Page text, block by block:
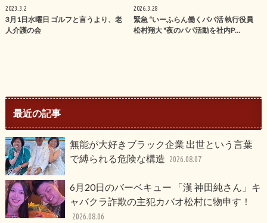
2023.3.2
3月1日水曜日 ゴルフと言うより、老
人介護の会
2026.3.28
緊急 “いーふらん働くパパ活 執行役員
松村翔大 "夜のパパ活動を社内P…
最近の記事
無能が大好きブラック企業 出世という言葉
で縛られる危険な構造 2026.08.07
6月20日のバーベキュー 「漢 神田純さん」キ
ャバクラ詐欺の主犯カバオ松村に物申す！
2026.08.06